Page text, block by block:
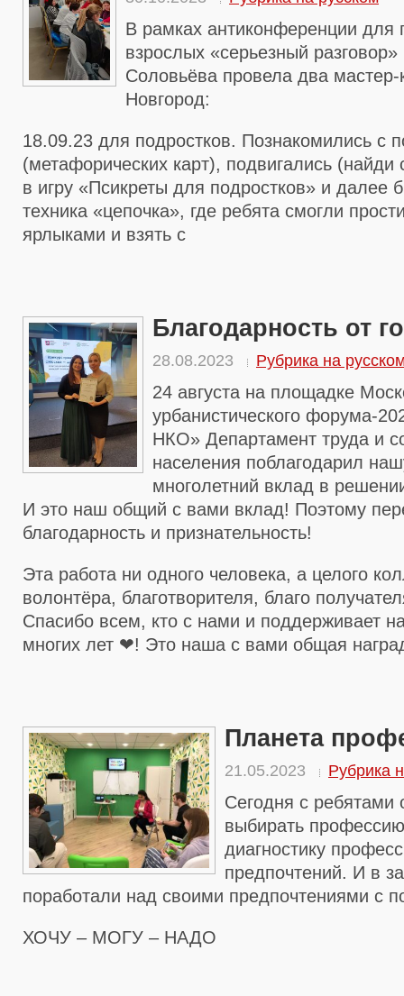
В рамках антиконференции для
взрослых «серьезный
Соловьёва провела два мастер-
Новгород:
18.09.23 для подростков. Познакомились
(метафорических карт), подвигались (найди
в игру «Псикреты для подростков» и далее
техника «цепочка», где ребята смогли
ярлыками и взять с
Благодарность от
28.08.2023 Рубрика на
24 августа на площадке
урбанистического форума-
НКО» Департамент труда и
населения поблагодарил
многолетний вклад в
И это наш общий с вами вклад! Поэтому
благодарность и признательность!
Эта работа ни одного человека, а целого
волонтёра, благотворителя, благо
Спасибо всем, кто с нами и поддерживает
многих лет ❤! Это наша с вами общая
Планета
21.05.2023 Рубрика
Сегодня с ребятами
выбирать
диагностику
предпочтений. И в
поработали над своими предпочтениями с
ХОЧУ – МОГУ – НАДО